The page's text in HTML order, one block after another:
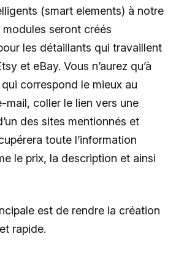
(smart elements) à notre
seront créés
les détaillants qui travaillent
et eBay. Vous n’aurez qu’à
correspond le mieux au
mail, coller le lien vers une
des sites mentionnés et
toute l’information
le prix, la description et ainsi
est de rendre la création
rapide.